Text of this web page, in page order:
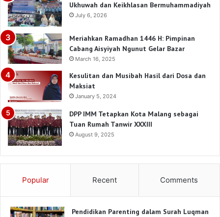
Ukhuwah dan Keikhlasan Bermuhammadiyah
July 6, 2026
Meriahkan Ramadhan 1446 H: Pimpinan
Cabang Aisyiyah Ngunut Gelar Bazar
March 16, 2025
Kesulitan dan Musibah Hasil dari Dosa dan
Maksiat
January 5, 2024
DPP IMM Tetapkan Kota Malang sebagai
Tuan Rumah Tanwir XXXIII
August 9, 2025
Popular Recent Comments
Pendidikan Parenting dalam Surah Luqman